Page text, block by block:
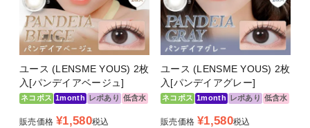
ユース (LENSME YOUS) 2枚
入[パンデイアベージュ]
ネコポス 1month レポあり 低含水
販売価格 ¥1,580税込
ユース (LENSME YOUS) 2枚
入[パンデイアグレー]
ネコポス 1month レポあり 低含水
販売価格 ¥1,580税込